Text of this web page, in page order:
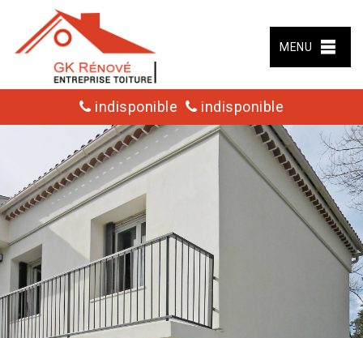
MENU
indisponible indisponible